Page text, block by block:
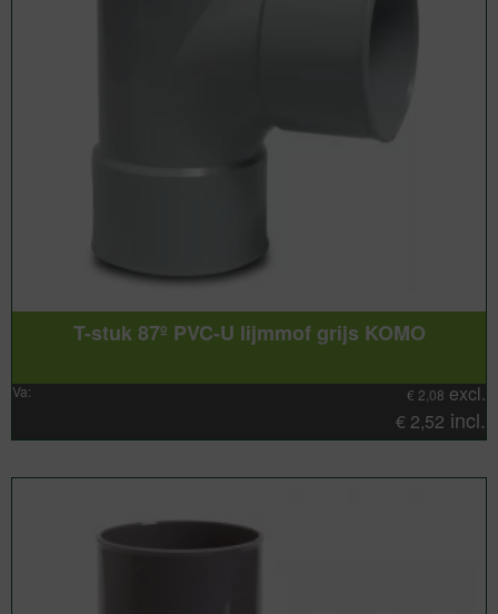
T-stuk 87º PVC-U lijmmof grijs KOMO
Va: € 2,08 excl.
€ 2,52 incl.